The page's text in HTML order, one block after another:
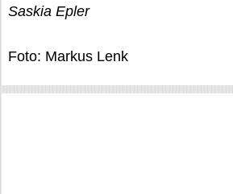
Saskia Epler
Foto: Markus Lenk